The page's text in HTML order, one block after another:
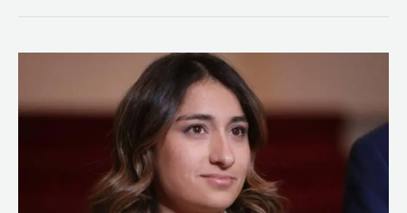
recibirá